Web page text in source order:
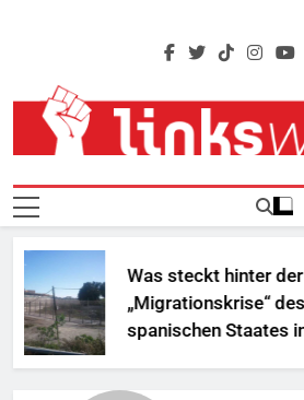
Linkswende
Was steckt hinter der
„Migrationskrise“ des
spanischen Staates in
Nordafrika?